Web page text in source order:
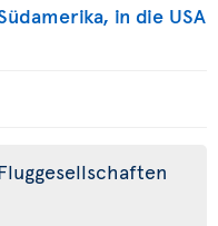
in die USA